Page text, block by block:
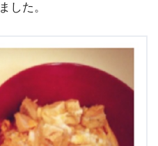
した。